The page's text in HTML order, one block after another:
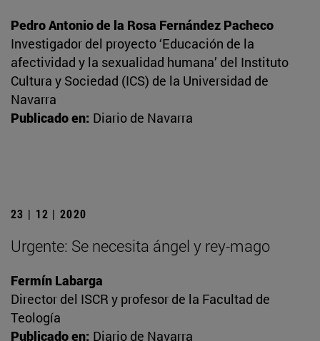
Pedro Antonio de la Rosa Fernández Pacheco
Investigador del proyecto ‘Educación de la
afectividad y la sexualidad humana’ del Instituto
Cultura y Sociedad (ICS) de la Universidad de
Navarra
Publicado en: Diario de Navarra
23 | 12 | 2020
Urgente: Se necesita ángel y rey-mago
Fermín Labarga
Director del ISCR y profesor de la Facultad de
Teología
Publicado en: Diario de Navarra